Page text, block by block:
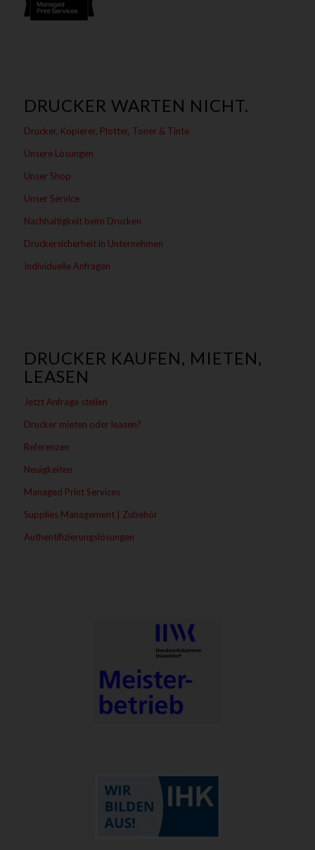
DRUCKER WARTEN NICHT.
Drucker, Kopierer, Plotter, Toner & Tinte
Unsere Lösungen
Unser Shop
Unser Service
Nachhaltigkeit beim Drucken
Druckersicherheit in Unternehmen
Individuelle Anfragen
DRUCKER KAUFEN, MIETEN,
LEASEN
Jetzt Anfrage stellen
Drucker mieten oder leasen?
Referenzen
Neuigkeiten
Managed Print Services
Supplies Management | Zubehör
Authentifizierungslösungen